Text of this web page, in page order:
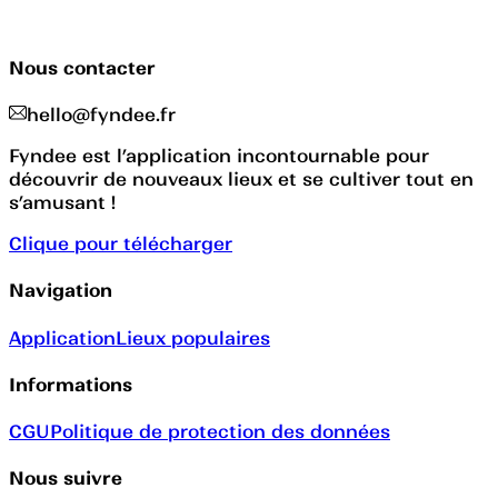
Nous contacter
hello@fyndee.fr
Fyndee est l’application incontournable pour
découvrir de nouveaux lieux et se cultiver tout en
s’amusant !
Clique pour télécharger
Navigation
ApplicationLieux populaires
Informations
CGUPolitique de protection des données
Nous suivre